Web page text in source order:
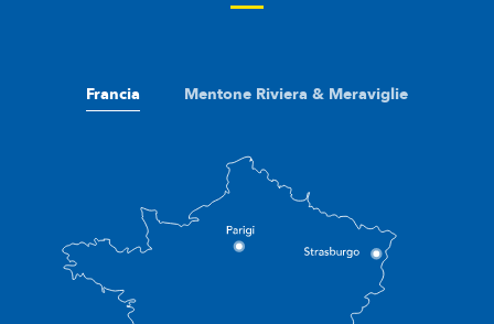
Francia Mentone Riviera & Meraviglie